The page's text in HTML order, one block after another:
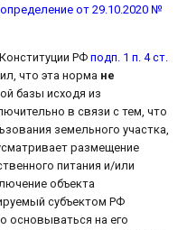
определение от 29.10.2020 №
Конституции РФ подп. 1 п. 4 ст.
что эта норма не
базы исходя из
в связи с тем, что
земельного участка,
размещение
питания и/или
объекта
субъектом РФ
основываться на его